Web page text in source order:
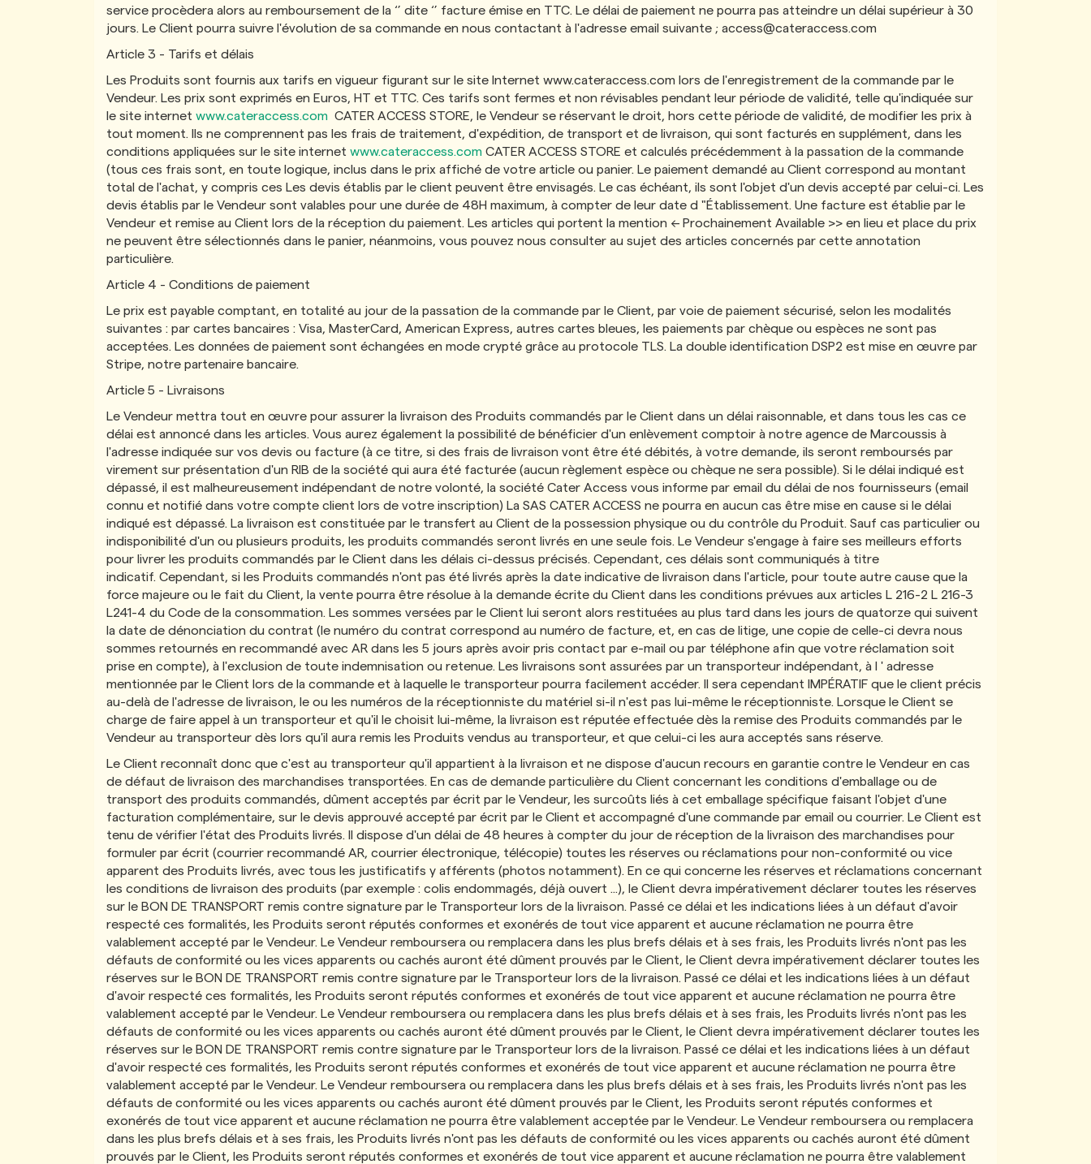
service procèdera alors au remboursement de la ‘’ dite ‘’ facture émise en TTC. Le délai de paiement ne pourra pas atteindre un délai supérieur à 30
jours. Le Client pourra suivre l'évolution de sa commande en nous contactant à l'adresse email suivante ; access@cateraccess.com
Article 3 - Tarifs et délais
Les Produits sont fournis aux tarifs en vigueur figurant sur le site Internet www.cateraccess.com lors de l'enregistrement de la commande par le
Vendeur. Les prix sont exprimés en Euros, HT et TTC. Ces tarifs sont fermes et non révisables pendant leur période de validité, telle qu'indiquée sur
le site internet www.cateraccess.comCATER ACCESS STORE, le Vendeur se réservant le droit, hors cette période de validité, de modifier les prix à
tout moment. Ils ne comprennent pas les frais de traitement, d'expédition, de transport et de livraison, qui sont facturés en supplément, dans les
conditions appliquées sur le site internet www.cateraccess.comCATER ACCESS STORE et calculés précédemment à la passation de la commande
(tous ces frais sont, en toute logique, inclus dans le prix affiché de votre article ou panier. Le paiement demandé au Client correspond au montant
total de l'achat, y compris ces Les devis établis par le client peuvent être envisagés. Le cas échéant, ils sont l'objet d'un devis accepté par celui-ci. Les
devis établis par le Vendeur sont valables pour une durée de 48H maximum, à compter de leur date d "Établissement. Une facture est établie par le
Vendeur et remise au Client lors de la réception du paiement. Les articles qui portent la mention << Prochainement Available >> en lieu et place du prix
ne peuvent être sélectionnés dans le panier, néanmoins, vous pouvez nous consulter au sujet des articles concernés par cette annotation
particulière.
Article 4 - Conditions de paiement
Le prix est payable comptant, en totalité au jour de la passation de la commande par le Client, par voie de paiement sécurisé, selon les modalités
suivantes : par cartes bancaires : Visa, MasterCard, American Express, autres cartes bleues, les paiements par chèque ou espèces ne sont pas
acceptées. Les données de paiement sont échangées en mode crypté grâce au protocole TLS. La double identification DSP2 est mise en œuvre par
Stripe, notre partenaire bancaire.
Article 5 - Livraisons
Le Vendeur mettra tout en œuvre pour assurer la livraison des Produits commandés par le Client dans un délai raisonnable, et dans tous les cas ce
délai est annoncé dans les articles. Vous aurez également la possibilité de bénéficier d'un enlèvement comptoir à notre agence de Marcoussis à
l'adresse indiquée sur vos devis ou facture (à ce titre, si des frais de livraison vont être été débités, à votre demande, ils seront remboursés par
virement sur présentation d'un RIB de la société qui aura été facturée (aucun règlement espèce ou chèque ne sera possible). Si le délai indiqué est
dépassé, il est malheureusement indépendant de notre volonté, la société Cater Access vous informe par email du délai de nos fournisseurs (email
connu et notifié dans votre compte client lors de votre inscription) La SAS CATER ACCESS ne pourra en aucun cas être mise en cause si le délai
indiqué est dépassé. La livraison est constituée par le transfert au Client de la possession physique ou du contrôle du Produit. Sauf cas particulier ou
indisponibilité d'un ou plusieurs produits, les produits commandés seront livrés en une seule fois. Le Vendeur s'engage à faire ses meilleurs efforts
pour livrer les produits commandés par le Client dans les délais ci-dessus précisés. Cependant, ces délais sont communiqués à titre
indicatif. Cependant, si les Produits commandés n'ont pas été livrés après la date indicative de livraison dans l'article, pour toute autre cause que la
force majeure ou le fait du Client, la vente pourra être résolue à la demande écrite du Client dans les conditions prévues aux articles L 216-2 L 216-3
L241-4 du Code de la consommation. Les sommes versées par le Client lui seront alors restituées au plus tard dans les jours de quatorze qui suivent
la date de dénonciation du contrat (le numéro du contrat correspond au numéro de facture, et, en cas de litige, une copie de celle-ci devra nous
sommes retournés en recommandé avec AR dans les 5 jours après avoir pris contact par e-mail ou par téléphone afin que votre réclamation soit
prise en compte), à ​​l'exclusion de toute indemnisation ou retenue. Les livraisons sont assurées par un transporteur indépendant, à l ' adresse
mentionnée par le Client lors de la commande et à laquelle le transporteur pourra facilement accéder. Il sera cependant IMPÉRATIF que le client précis
au-delà de l'adresse de livraison, le ou les numéros de la réceptionniste du matériel si-il n'est pas lui-même le réceptionniste. Lorsque le Client se
charge de faire appel à un transporteur et qu'il le choisit lui-même, la livraison est réputée effectuée dès la remise des Produits commandés par le
Vendeur au transporteur dès lors qu'il aura remis les Produits vendus au transporteur, et que celui-ci les aura acceptés sans réserve.
Le Client reconnaît donc que c'est au transporteur qu'il appartient à la livraison et ne dispose d'aucun recours en garantie contre le Vendeur en cas
de défaut de livraison des marchandises transportées. En cas de demande particulière du Client concernant les conditions d'emballage ou de
transport des produits commandés, dûment acceptés par écrit par le Vendeur, les surcoûts liés à cet emballage spécifique faisant l'objet d'une
facturation complémentaire, sur le devis approuvé accepté par écrit par le Client et accompagné d'une commande par email ou courrier. Le Client est
tenu de vérifier l'état des Produits livrés. Il dispose d'un délai de 48 heures à compter du jour de réception de la livraison des marchandises pour
formuler par écrit (courrier recommandé AR, courrier électronique, télécopie) toutes les réserves ou réclamations pour non-conformité ou vice
apparent des Produits livrés, avec tous les justificatifs y afférents (photos notamment). En ce qui concerne les réserves et réclamations concernant
les conditions de livraison des produits (par exemple : colis endommagés, déjà ouvert ...), le Client devra impérativement déclarer toutes les réserves
sur le BON DE TRANSPORT remis contre signature par le Transporteur lors de la livraison. Passé ce délai et les indications liées à un défaut d'avoir
respecté ces formalités, les Produits seront réputés conformes et exonérés de tout vice apparent et aucune réclamation ne pourra être
valablement accepté par le Vendeur. Le Vendeur remboursera ou remplacera dans les plus brefs délais et à ses frais, les Produits livrés n'ont pas les
défauts de conformité ou les vices apparents ou cachés auront été dûment prouvés par le Client, le Client devra impérativement déclarer toutes les
réserves sur le BON DE TRANSPORT remis contre signature par le Transporteur lors de la livraison. Passé ce délai et les indications liées à un défaut
d'avoir respecté ces formalités, les Produits seront réputés conformes et exonérés de tout vice apparent et aucune réclamation ne pourra être
valablement accepté par le Vendeur. Le Vendeur remboursera ou remplacera dans les plus brefs délais et à ses frais, les Produits livrés n'ont pas les
défauts de conformité ou les vices apparents ou cachés auront été dûment prouvés par le Client, le Client devra impérativement déclarer toutes les
réserves sur le BON DE TRANSPORT remis contre signature par le Transporteur lors de la livraison. Passé ce délai et les indications liées à un défaut
d'avoir respecté ces formalités, les Produits seront réputés conformes et exonérés de tout vice apparent et aucune réclamation ne pourra être
valablement accepté par le Vendeur. Le Vendeur remboursera ou remplacera dans les plus brefs délais et à ses frais, les Produits livrés n'ont pas les
défauts de conformité ou les vices apparents ou cachés auront été dûment prouvés par le Client, les Produits seront réputés conformes et
exonérés de tout vice apparent et aucune réclamation ne pourra être valablement acceptée par le Vendeur. Le Vendeur remboursera ou remplacera
dans les plus brefs délais et à ses frais, les Produits livrés n'ont pas les défauts de conformité ou les vices apparents ou cachés auront été dûment
prouvés par le Client, les Produits seront réputés conformes et exonérés de tout vice apparent et aucune réclamation ne pourra être valablement